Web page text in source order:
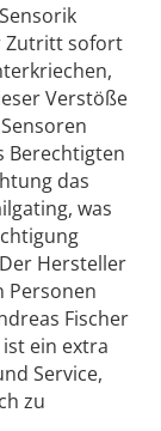
Zutritt sofort
Verstöße
Berechtigten
das
was
Hersteller
Personen
Fischer
ein extra
Service,
zu